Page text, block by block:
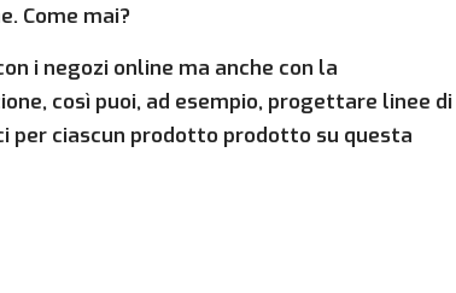
Come mai?
i negozi online ma anche con la
così puoi, ad esempio, progettare linee di
per ciascun prodotto prodotto su questa